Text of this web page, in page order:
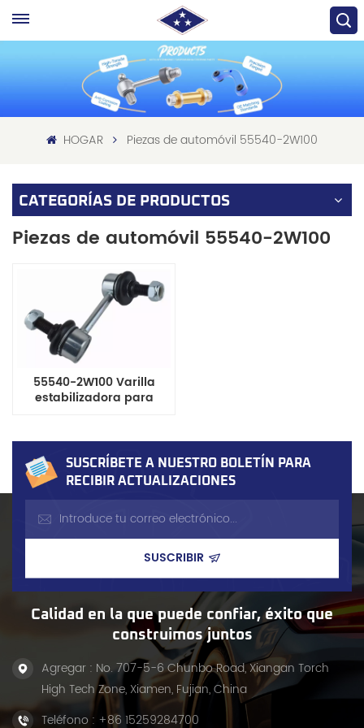
HOGAR Piezas de automóvil 55540-2W100
CATEGORÍAS DE PRODUCTOS
Piezas de automóvil 55540-2W100
55540-2W100 Varilla
estabilizadora para
SUSCRÍBETE A NUESTRO BOLETÍN PARA
RECIBIR ACTUALIZACIONES
Calidad en la que puede confiar, éxito que
construimos juntos
Agregar : No. 707-5-6 Chunbo Road, Xiangan Torch
High Tech Zone, Xiamen, Fujian, China
Teléfono : +86 15259284700